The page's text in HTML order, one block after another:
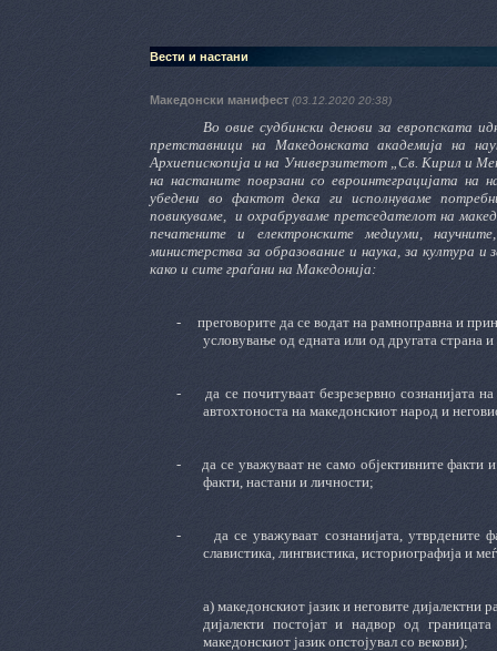
Вести и настани
Македонски манифест (03.12.2020 20:38)
Во овие судбински денови за европската
претставници на Македонската академија на
Архиепископија и на Универзитетот „Св. Кирил и
на настаните поврзани со евроинтеграцијата на
убедени во фактот дека ги исполнуваме
повикуваме, и охрабруваме претседателот на
печатените и електронските медиуми,
министерства за образование и наука, за култура
како и сите граѓани на Македонија:
-
преговорите да се водат на рамноправна и
условување од едната или од другата страна
-
да се почитуваат безрезервно сознанијата
автохтоноста на македонскиот народ и
-
да се уважуваат не само објективните факти
факти, настани и личности;
-
да се уважуваат сознанијата, утврдените
славистика, лингвистика, историографија и
а) македонскиот јазик и неговите
дијалекти постојат и надвор од
македонскиот јазик опстојувал со векови);